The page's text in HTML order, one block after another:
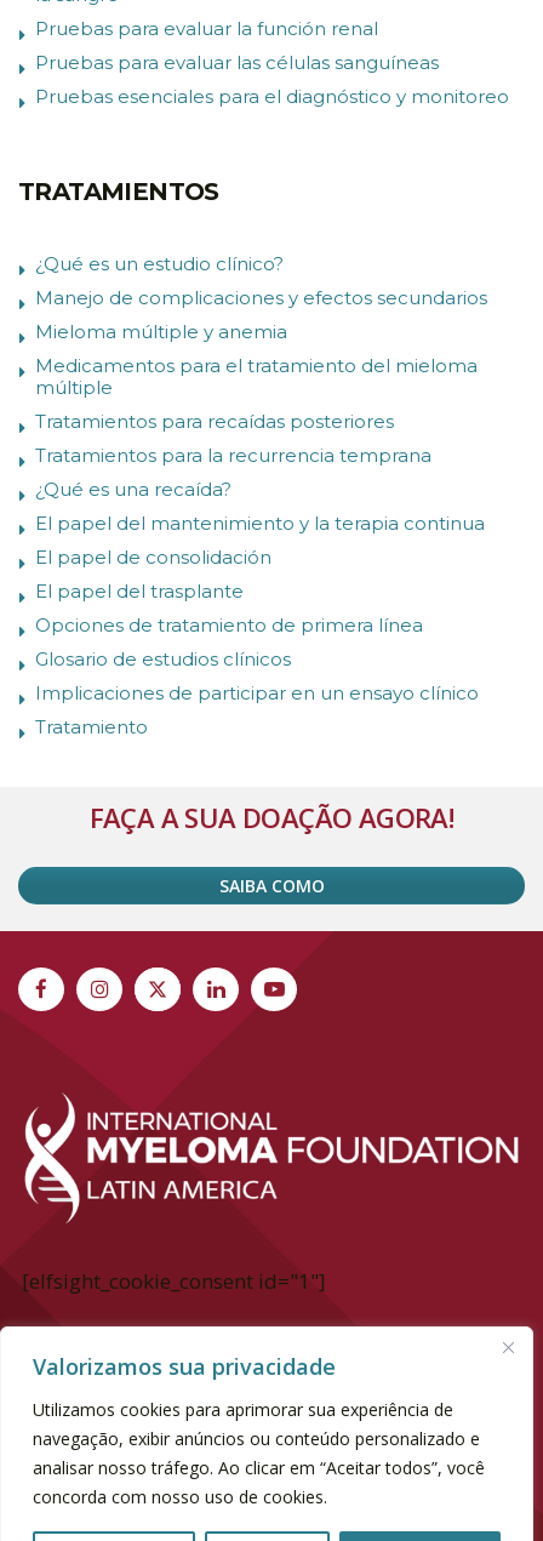
Valorizamos sua privacidade
Utilizamos cookies para aprimorar sua experiência de
navegação, exibir anúncios ou conteúdo personalizado e
analisar nosso tráfego. Ao clicar em “Aceitar todos”, você
concorda com nosso uso de cookies.
Pruebas para evaluar la función renal
Pruebas para evaluar las células sanguíneas
Pruebas esenciales para el diagnóstico y monitoreo
TRATAMIENTOS
¿Qué es un estudio clínico?
Manejo de complicaciones y efectos secundarios
Mieloma múltiple y anemia
Medicamentos para el tratamiento del mieloma
múltiple
Tratamientos para recaídas posteriores
Tratamientos para la recurrencia temprana
¿Qué es una recaída?
El papel del mantenimiento y la terapia continua
El papel de consolidación
El papel del trasplante
Opciones de tratamiento de primera línea
Glosario de estudios clínicos
Implicaciones de participar en un ensayo clínico
Tratamiento
FAÇA A SUA DOAÇÃO AGORA!
SAIBA COMO
[elfsight_cookie_consent id="1"]
International Myeloma Foundation Latin
Av. Dr. chucri Zaidan, 940 - 6° andar
Market Place Tower II | Vila Cordeiro
SP | CEP 04583-110